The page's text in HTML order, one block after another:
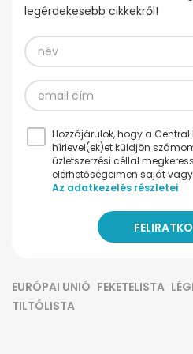
legérdekesebb cikkekről!
Hozzájárulok, hogy a
hírlevel(ek)et küldjön
üzletszerzési céllal
elérhetőségeimen saját
Az adatkezelés részletei
EURÓPAI UNIÓ FEKETELISTA
TILTÓLISTA